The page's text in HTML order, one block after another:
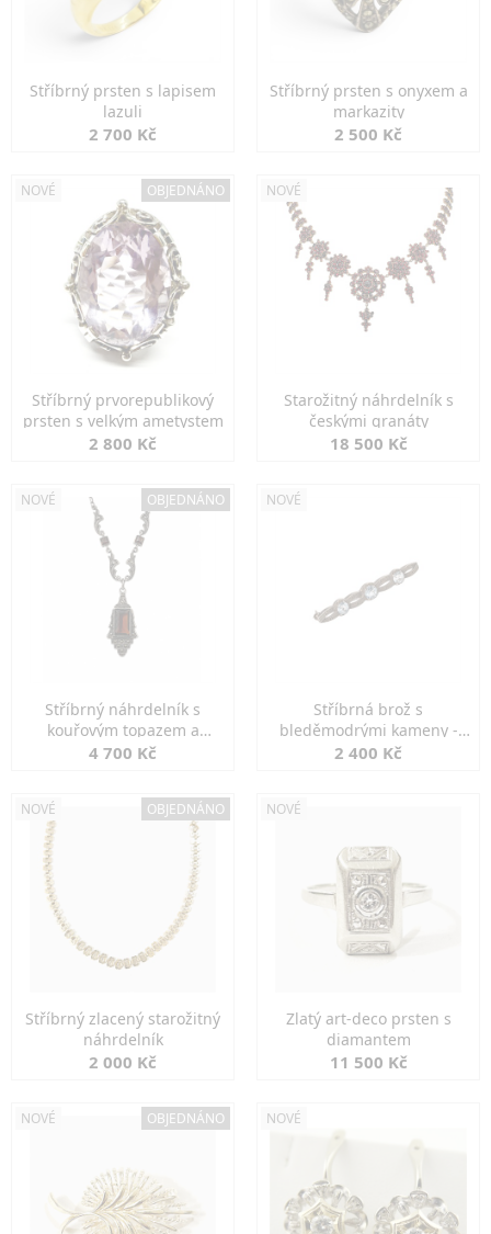
Stříbrný prsten s lapisem
lazuli
2 700 Kč
Stříbrný prsten s onyxem a
markazity
2 500 Kč
NOVÉ OBJEDNÁNO
Stříbrný prvorepublikový
prsten s velkým ametystem
2 800 Kč
NOVÉ
Starožitný náhrdelník s
českými granáty
18 500 Kč
NOVÉ OBJEDNÁNO
Stříbrný náhrdelník s
kouřovým topazem a
markazity
4 700 Kč
NOVÉ
Stříbrná brož s
bleděmodrými kameny -
jemná elegance
2 400 Kč
NOVÉ OBJEDNÁNO
Stříbrný zlacený starožitný
náhrdelník
2 000 Kč
NOVÉ
Zlatý art-deco prsten s
diamantem
11 500 Kč
NOVÉ OBJEDNÁNO NOVÉ